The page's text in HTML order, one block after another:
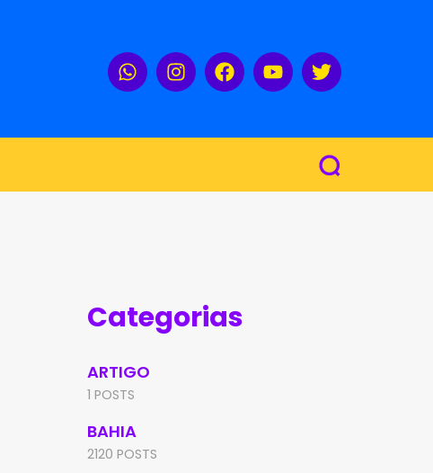
Categorias
ARTIGO
1 POSTS
BAHIA
2120 POSTS